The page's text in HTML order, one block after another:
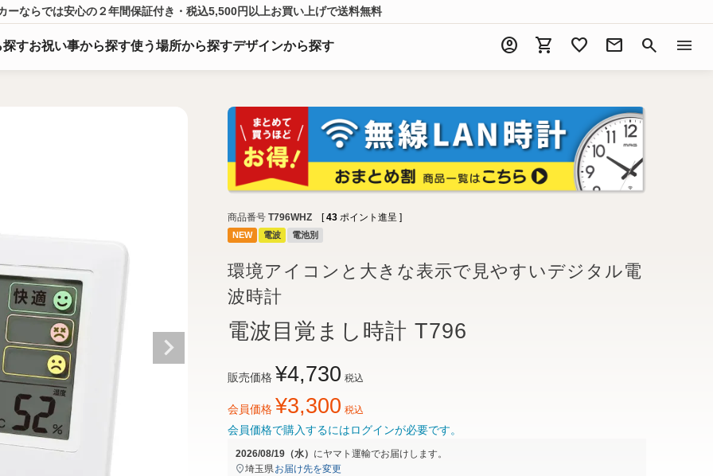
ーならでは安心の２年間保証付き・税込5,500円以上お買い上げで送料無料
探すお祝い事から探す使う場所から探すデザインから探す account_circle shopping_cart favorite mail search menu
商品番号 T796WHZ [ 43 ポイント進呈 ]
NEW 電波 電池別
環境アイコンと大きな表示で見やすいデジタル電
波時計
電波目覚まし時計 T796
販売価格 ¥4,730 税込
会員価格 ¥3,300 税込
会員価格で購入するにはログインが必要です。
2026/08/19（水） にヤマト運輸でお届けします。
埼玉県お届け先を変更